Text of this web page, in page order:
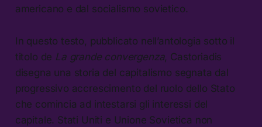
americano e dal socialismo sovietico.
In questo testo, pubblicato nell’antologia sotto il
titolo de La grande convergenza, Castoriadis
disegna una storia del capitalismo segnata dal
progressivo accrescimento del ruolo dello Stato
che comincia ad intestarsi gli interessi del
capitale. Stati Uniti e Unione Sovietica non